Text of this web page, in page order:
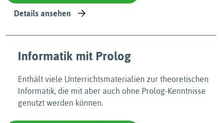
Details ansehen
Informatik mit Prolog
Enthält viele Unterrichtsmaterialien zur theoretischen
Informatik, die mit aber auch ohne Prolog-Kenntnisse
genutzt werden können.